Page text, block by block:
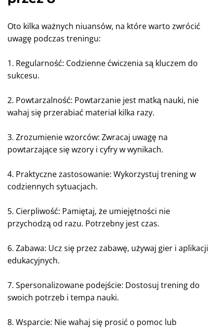
Oto kilka ważnych niuansów, na które warto zwrócić
uwagę podczas treningu:
1. Regularność: Codzienne ćwiczenia są kluczem do
sukcesu.
2. Powtarzalność: Powtarzanie jest matką nauki, nie
wahaj się przerabiać materiał kilka razy.
3. Zrozumienie wzorców: Zwracaj uwagę na
powtarzające się wzory i cyfry w wynikach.
4. Praktyczne zastosowanie: Wykorzystuj trening w
codziennych sytuacjach.
5. Cierpliwość: Pamiętaj, że umiejętności nie
przychodzą od razu. Potrzebny jest czas.
6. Zabawa: Ucz się przez zabawę, używaj gier i aplikacji
edukacyjnych.
7. Spersonalizowane podejście: Dostosuj trening do
swoich potrzeb i tempa nauki.
8. Wsparcie: Nie wahaj się prosić o pomoc lub